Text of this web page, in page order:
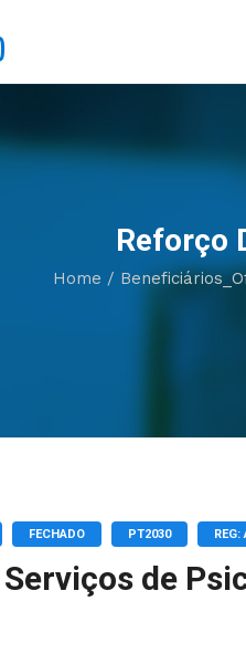
Reforço
Home /
FECHADO PT2030 REG:
de